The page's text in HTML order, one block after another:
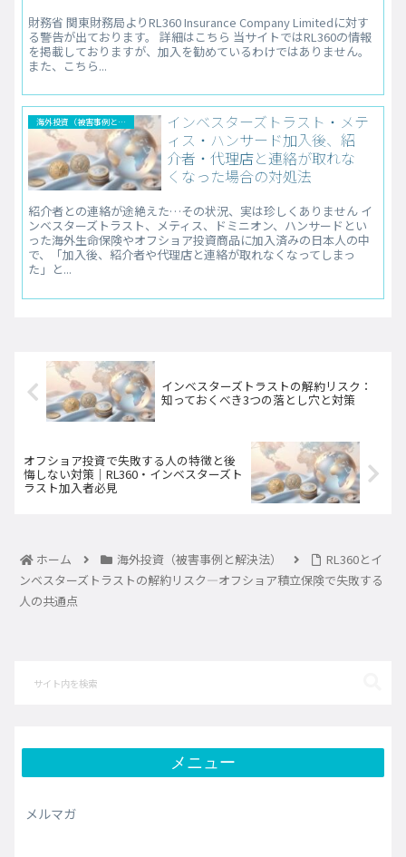
財務省 関東財務局よりRL360 Insurance Company Limitedに対す
る警告が出ております。 詳細はこちら 当サイトではRL360の情報
を掲載しておりますが、加入を勧めているわけではありません。
また、こちら...
海外投資（被害事例と解決法）
インベスターズトラスト・メテ
ィス・ハンサード加入後、紹
介者・代理店と連絡が取れな
くなった場合の対処法
紹介者との連絡が途絶えた…その状況、実は珍しくありません イ
ンベスターズトラスト、メティス、ドミニオン、ハンサードとい
った海外生命保険やオフショア投資商品に加入済みの日本人の中
で、「加入後、紹介者や代理店と連絡が取れなくなってしまっ
た」と...
インベスターズトラストの解約リスク：
知っておくべき3つの落とし穴と対策
オフショア投資で失敗する人の特徴と後
悔しない対策｜RL360・インベスターズト
ラスト加入者必見
ホーム 海外投資（被害事例と解決法）
RL360とイ
ンベスターズトラストの解約リスク―オフショア積立保険で失敗する
人の共通点
メニュー
メルマガ